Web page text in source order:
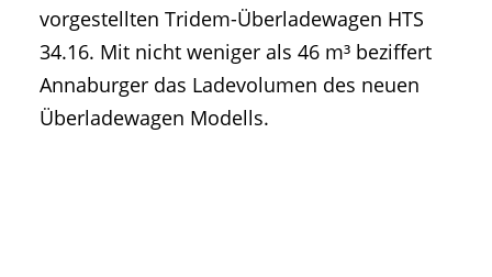
vorgestellten Tridem-Überladewagen HTS
34.16. Mit nicht weniger als 46 m³ beziffert
Annaburger das Ladevolumen des neuen
Überladewagen Modells.